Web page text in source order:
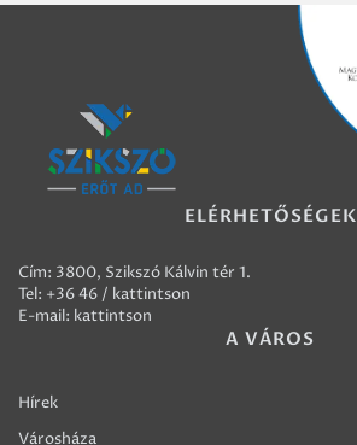
ELÉRHETŐSÉGEK
Cím: 3800, Szikszó Kálvin tér 1.
Tel: +36 46 / kattintson
E-mail: kattintson
A VÁROS
Hírek
Városháza